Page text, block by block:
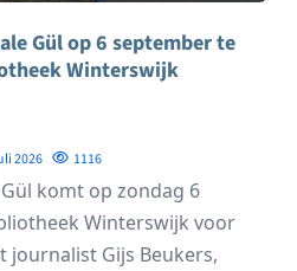
Gül op 6 september te
Winterswijk
2026 1116
komt op zondag 6
Winterswijk voor
journalist Gijs Beukers,